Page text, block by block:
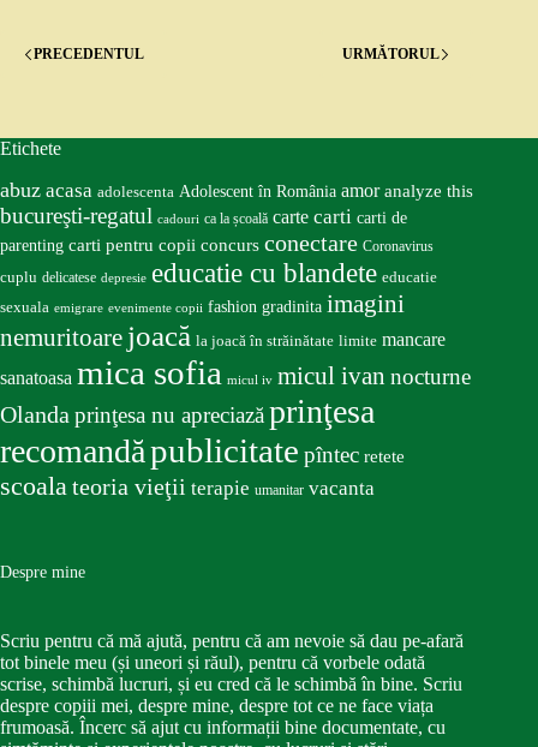
PRECEDENTUL URMĂTORUL
Etichete
abuz acasa adolescenta Adolescent în România amor analyze this
bucureşti-regatul cadouri ca la școală carte carti carti de
parenting carti pentru copii concurs conectare Coronavirus
cuplu delicatese depresie educatie cu blandete educatie
sexuala emigrare evenimente copii fashion gradinita imagini
nemuritoare joacă la joacă în străinătate limite mancare
sanatoasa mica sofia micul iv micul ivan nocturne
Olandaprinţesa nu apreciazăprinţesa
recomandăpublicitate pîntec retete
scoalateoria vieţii terapie umanitar vacanta
Despre mine
Scriu pentru că mă ajută, pentru că am nevoie să dau pe-afară
tot binele meu (și uneori și răul), pentru că vorbele odată
scrise, schimbă lucruri, și eu cred că le schimbă în bine. Scriu
despre copiii mei, despre mine, despre tot ce ne face viața
frumoasă. Încerc să ajut cu informații bine documentate, cu